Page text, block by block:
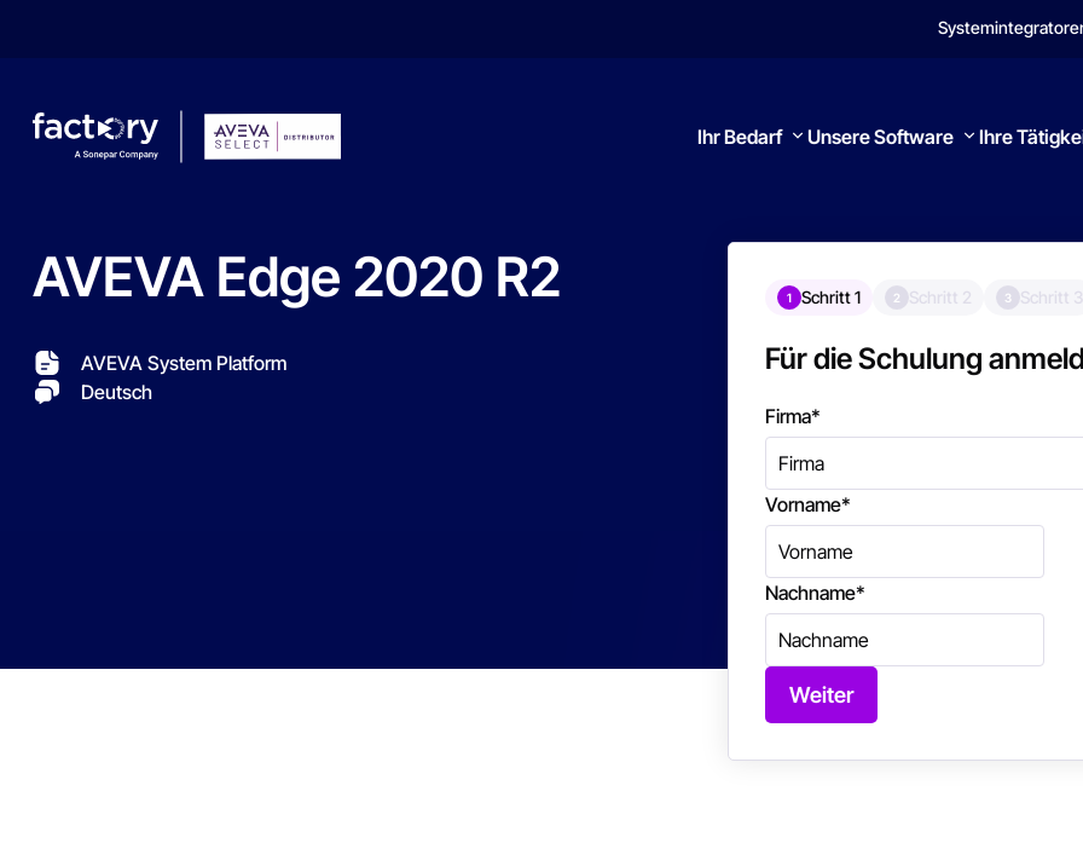
Ihr Bedarf Unsere Software Ihre
Wonach suchst du ?
Suchen
AVEVA Edge 2020 R2
AVEVA System Platform
Deutsch
1 Schritt 1 2 Schritt 2 3 Schritt 3
Für die Schulung
Firma*
Vorname*
Nachname*
Weiter